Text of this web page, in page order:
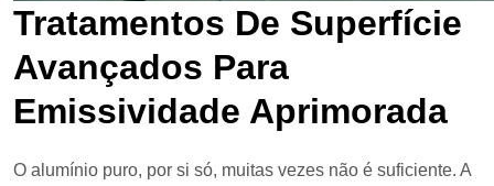
Tratamentos De Superfície
Avançados Para
Emissividade Aprimorada
O alumínio puro, por si só, muitas vezes não é suficiente. A